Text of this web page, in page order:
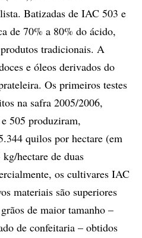
Batizadas de IAC 503 e
de 70% a 80% do ácido,
tradicionais. A
e óleos derivados do
Os primeiros testes
na safra 2005/2006,
505 produziram,
quilos por hectare (em
hectare de duas
os cultivares IAC
materiais são superiores
de maior tamanho –
de confeitaria – obtidos